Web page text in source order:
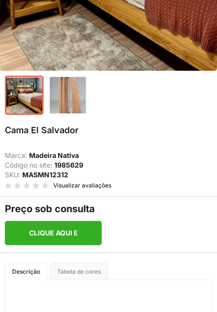
Cama El Salvador
Marca: Madeira Nativa
Código no site: 1985629
SKU: MASMN12312
Visualizar avaliações
Preço sob consulta
CLIQUE AQUI E
Descrição Tabela de cores